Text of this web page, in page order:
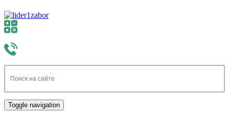
Toggle navigation